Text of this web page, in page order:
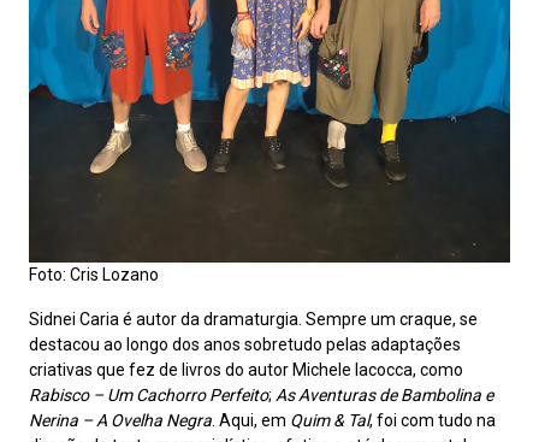
Foto: Cris Lozano
Sidnei Caria é autor da dramaturgia. Sempre um craque, se
destacou ao longo dos anos sobretudo pelas adaptações
criativas que fez de livros do autor Michele Iacocca, como
Rabisco – Um Cachorro Perfeito; As Aventuras de Bambolina e
Nerina – A Ovelha Negra . Aqui, em Quim & Tal, foi com tudo na